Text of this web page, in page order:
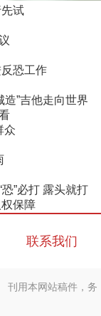
试
恐工作
”吉他走向世界
众
”必打 露头就打
保障
联系我们
刊用本网站稿件，务